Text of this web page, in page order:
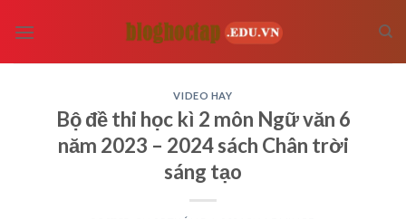
VIDEO HAY
Bộ đề thi học kì 2 môn Ngữ văn 6
năm 2023 – 2024 sách Chân trời
sáng tạo